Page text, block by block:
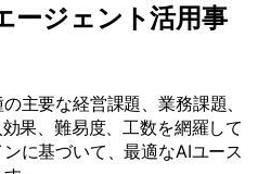
ージェント活用事
主要な経営課題、業務課題、
果、難易度、工数を網羅して
に基づいて、最適なAIユース